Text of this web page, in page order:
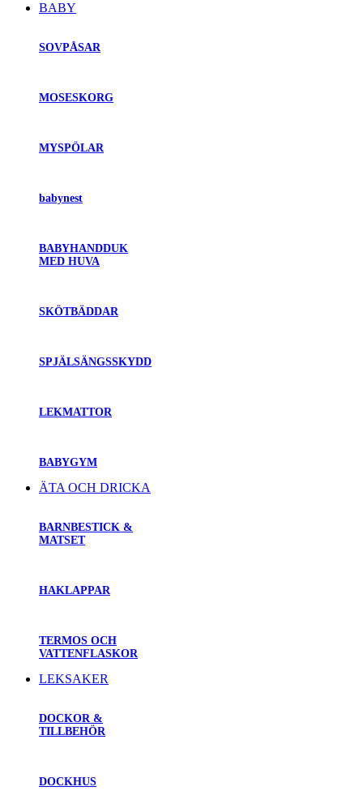
BABY
SOVPÅSAR
MOSESKORG
MYSPÖLAR
babynest
BABYHANDDUK
MED HUVA
SKÖTBÄDDAR
SPJÄLSÄNGSSKYDD
LEKMATTOR
BABYGYM
ÄTA OCH DRICKA
BARNBESTICK &
MATSET
HAKLAPPAR
TERMOS OCH
VATTENFLASKOR
LEKSAKER
DOCKOR &
TILLBEHÖR
DOCKHUS